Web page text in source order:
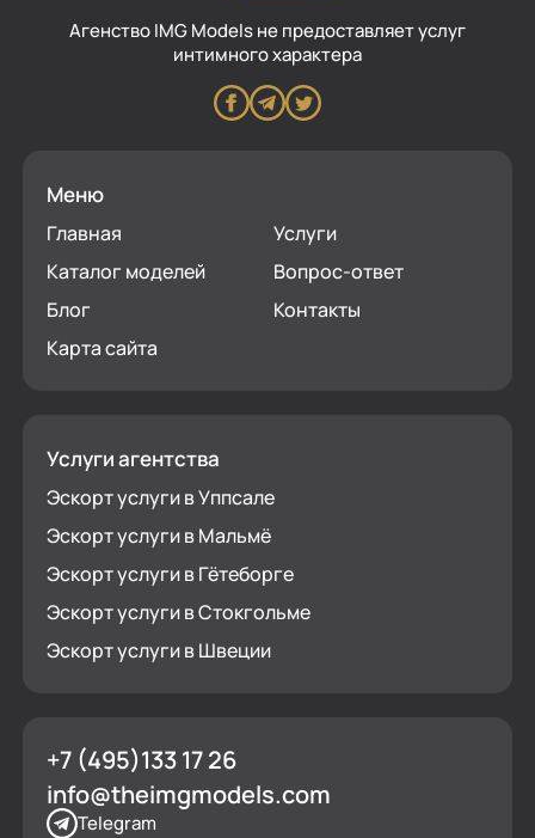
Aгенство IMG Models не предоставляет услуг
интимного характера
Меню
Главная
Услуги
Каталог моделей
Вопрос-ответ
Блог
Контакты
Карта сайта
Услуги агентства
Эскорт услуги в Уппсале
Эскорт услуги в Мальмё
Эскорт услуги в Гётеборге
Эскорт услуги в Стокгольме
Эскорт услуги в Швеции
+7 (495)133 17 26
info@theimgmodels.com
Telegram